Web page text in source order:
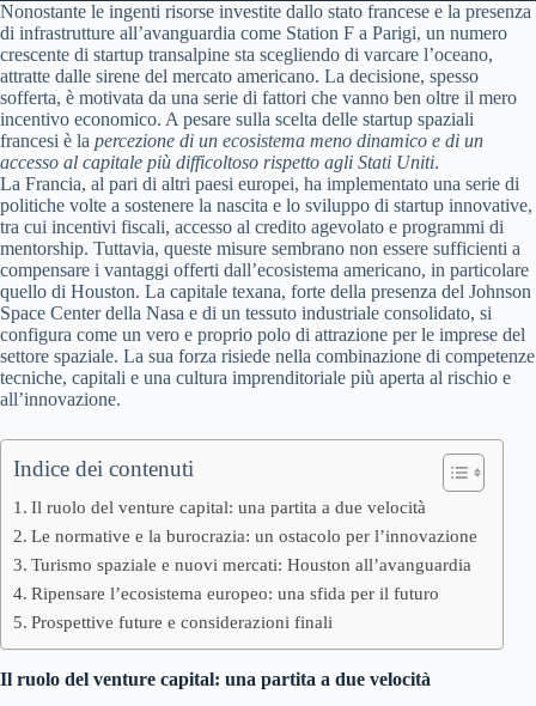
Nonostante le ingenti risorse investite dallo stato francese e la presenza
di infrastrutture all’avanguardia come Station F a Parigi, un numero
crescente di startup transalpine sta scegliendo di varcare l’oceano,
attratte dalle sirene del mercato americano. La decisione, spesso
sofferta, è motivata da una serie di fattori che vanno ben oltre il mero
incentivo economico. A pesare sulla scelta delle startup spaziali
francesi è la percezione di un ecosistema meno dinamico e di un
accesso al capitale più difficoltoso rispetto agli Stati Uniti.
La Francia, al pari di altri paesi europei, ha implementato una serie di
politiche volte a sostenere la nascita e lo sviluppo di startup innovative,
tra cui incentivi fiscali, accesso al credito agevolato e programmi di
mentorship. Tuttavia, queste misure sembrano non essere sufficienti a
compensare i vantaggi offerti dall’ecosistema americano, in particolare
quello di Houston. La capitale texana, forte della presenza del Johnson
Space Center della Nasa e di un tessuto industriale consolidato, si
configura come un vero e proprio polo di attrazione per le imprese del
settore spaziale. La sua forza risiede nella combinazione di competenze
tecniche, capitali e una cultura imprenditoriale più aperta al rischio e
all’innovazione.
Indice dei contenuti
Il ruolo del venture capital: una partita a due velocità
Le normative e la burocrazia: un ostacolo per l’innovazione
Turismo spaziale e nuovi mercati: Houston all’avanguardia
Ripensare l’ecosistema europeo: una sfida per il futuro
Prospettive future e considerazioni finali
Il ruolo del venture capital: una partita a due velocità